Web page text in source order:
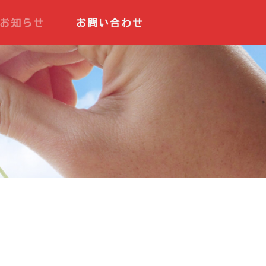
お知らせ お問い合わせ